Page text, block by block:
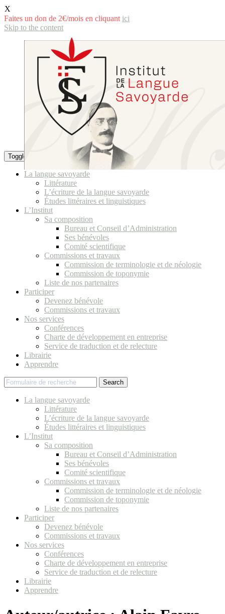
X
Faites un don de 2€/mois en cliquant ici
Skip to the content
Toggle the mobile menu Toggle the search field
La langue savoyarde
Littérature
L’écriture de la langue savoyarde
Études littéraires et linguistiques
L’Institut
Sa composition
Bureau et Conseil d’Administration
Ses bénévoles
Comité scientifique
Commissions et travaux
Commission de terminologie et de néologie
Commission de toponymie
Liste de nos partenaires
Participer
Devenez bénévole
Commissions et travaux
Nos services
Conférences
Charte de développement en entreprise
Service de traduction et de relecture
Librairie
Apprendre
Search
La langue savoyarde
Littérature
L’écriture de la langue savoyarde
Études littéraires et linguistiques
L’Institut
Sa composition
Bureau et Conseil d’Administration
Ses bénévoles
Comité scientifique
Commissions et travaux
Commission de terminologie et de néologie
Commission de toponymie
Liste de nos partenaires
Participer
Devenez bénévole
Commissions et travaux
Nos services
Conférences
Charte de développement en entreprise
Service de traduction et de relecture
Librairie
Apprendre